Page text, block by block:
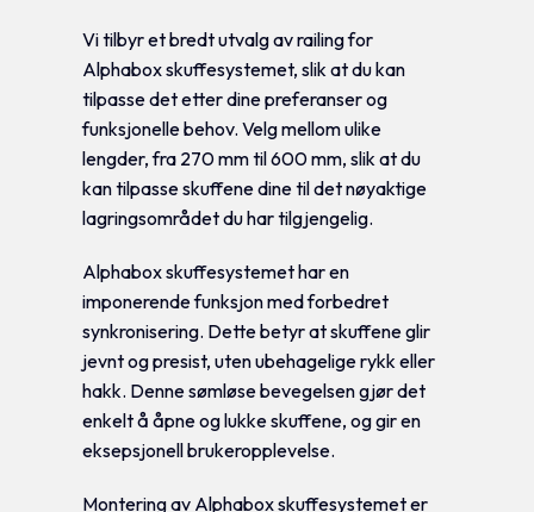
Vi tilbyr et bredt utvalg av railing for
Alphabox skuffesystemet, slik at du kan
tilpasse det etter dine preferanser og
funksjonelle behov. Velg mellom ulike
lengder, fra 270 mm til 600 mm, slik at du
kan tilpasse skuffene dine til det nøyaktige
lagringsområdet du har tilgjengelig.
Alphabox skuffesystemet har en
imponerende funksjon med forbedret
synkronisering. Dette betyr at skuffene glir
jevnt og presist, uten ubehagelige rykk eller
hakk. Denne sømløse bevegelsen gjør det
enkelt å åpne og lukke skuffene, og gir en
eksepsjonell brukeropplevelse.
Montering av Alphabox skuffesystemet er